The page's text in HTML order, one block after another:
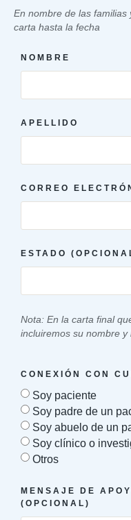
En nombre de las
carta hasta la fecha
NOMBRE
APELLIDO
CORREO
ESTADO
Nota: En la carta final
incluiremos su nombre y
CONEXIÓN CON
Soy paciente
Soy padre de un
Soy abuelo de un
Soy clínico o
Otros
MENSAJE DE
(OPCIONAL)